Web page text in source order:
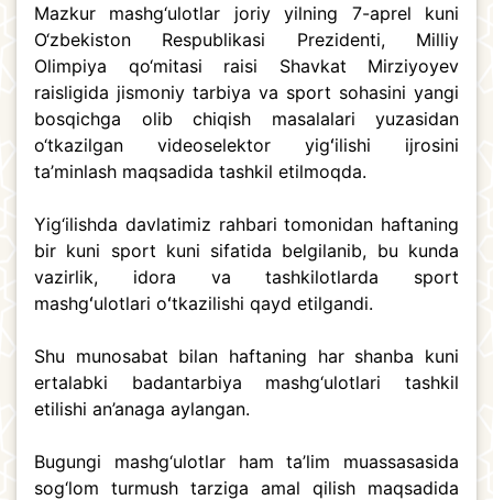
Mazkur mashg‘ulotlar joriy yilning 7-aprel kuni
O‘zbekiston Respublikasi Prezidenti, Milliy
Olimpiya qo‘mitasi raisi Shavkat Mirziyoyev
raisligida jismoniy tarbiya va sport sohasini yangi
bosqichga olib chiqish masalalari yuzasidan
o‘tkazilgan videoselektor yigʻilishi ijrosini
ta’minlash maqsadida tashkil etilmoqda.
Yig‘ilishda davlatimiz rahbari tomonidan haftaning
bir kuni sport kuni sifatida belgilanib, bu kunda
vazirlik, idora va tashkilotlarda sport
mashgʻulotlari oʻtkazilishi qayd etilgandi.
Shu munosabat bilan haftaning har shanba kuni
ertalabki badantarbiya mashg‘ulotlari tashkil
etilishi an’anaga aylangan.
Bugungi mashg‘ulotlar ham ta’lim muassasasida
sog‘lom turmush tarziga amal qilish maqsadida